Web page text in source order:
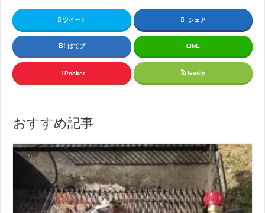
ツイート シェア
はてブ LINE
Pocket feedly
おすすめ記事